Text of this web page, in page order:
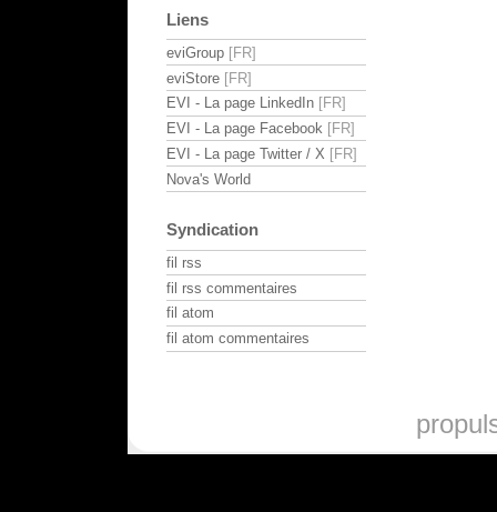
Liens
eviGroup
eviStore
EVI - La page LinkedIn
EVI - La page Facebook
EVI - La page Twitter / X
Nova's World
Syndication
fil rss
fil rss commentaires
fil atom
fil atom commentaires